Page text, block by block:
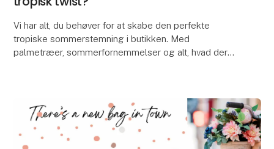
Vi har alt, du behøver for at skabe den perfekte
tropiske sommerstemning i butikken. Med
palmetræer, sommerfornemmelser og alt, hvad der